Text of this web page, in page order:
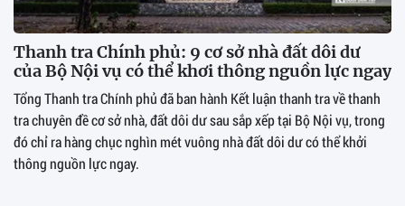
Thanh tra Chính phủ: 9 cơ sở nhà đất dôi dư
của Bộ Nội vụ có thể khơi thông nguồn lực ngay
Tổng Thanh tra Chính phủ đã ban hành Kết luận thanh tra về thanh
tra chuyên đề cơ sở nhà, đất dôi dư sau sắp xếp tại Bộ Nội vụ, trong
đó chỉ ra hàng chục nghìn mét vuông nhà đất dôi dư có thể khởi
thông nguồn lực ngay.